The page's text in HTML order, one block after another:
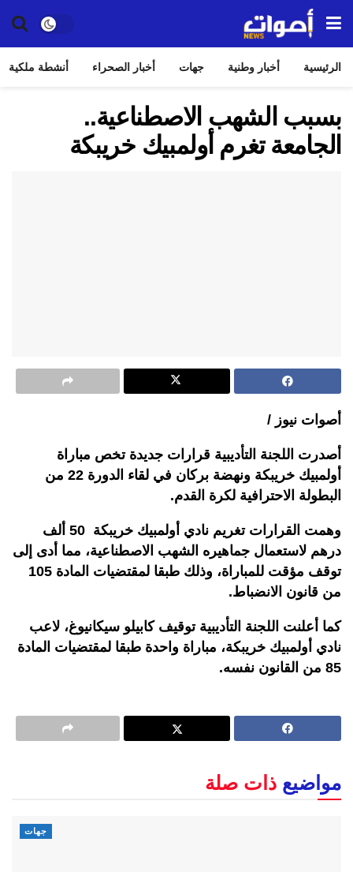
الرئيسية أخبار وطنية جهات أخبار الصحراء أنشطة ملكية
بسبب الشهب الاصطناعية..
الجامعة تغرم أولمبيك خريبكة
أصوات نيوز /
أصدرت اللجنة التأديبية قرارات جديدة تخص مباراة
أولمبيك خريبكة ونهضة بركان في لقاء الدورة 22 من
البطولة الاحترافية لكرة القدم.
وهمت القرارات تغريم نادي أولمبيك خريبكة 50 ألف
درهم لاستعمال جماهيره الشهب الاصطناعية، مما أدى إلى
توقف مؤقت للمباراة، وذلك طبقا لمقتضيات المادة 105
من قانون الانضباط.
كما أعلنت اللجنة التأديبية توقيف كابيلو سيكانيوغ، لاعب
نادي أولمبيك خريبكة، مباراة واحدة طبقا لمقتضيات المادة
85 من القانون نفسه.
مواضيع ذات صلة
جهات